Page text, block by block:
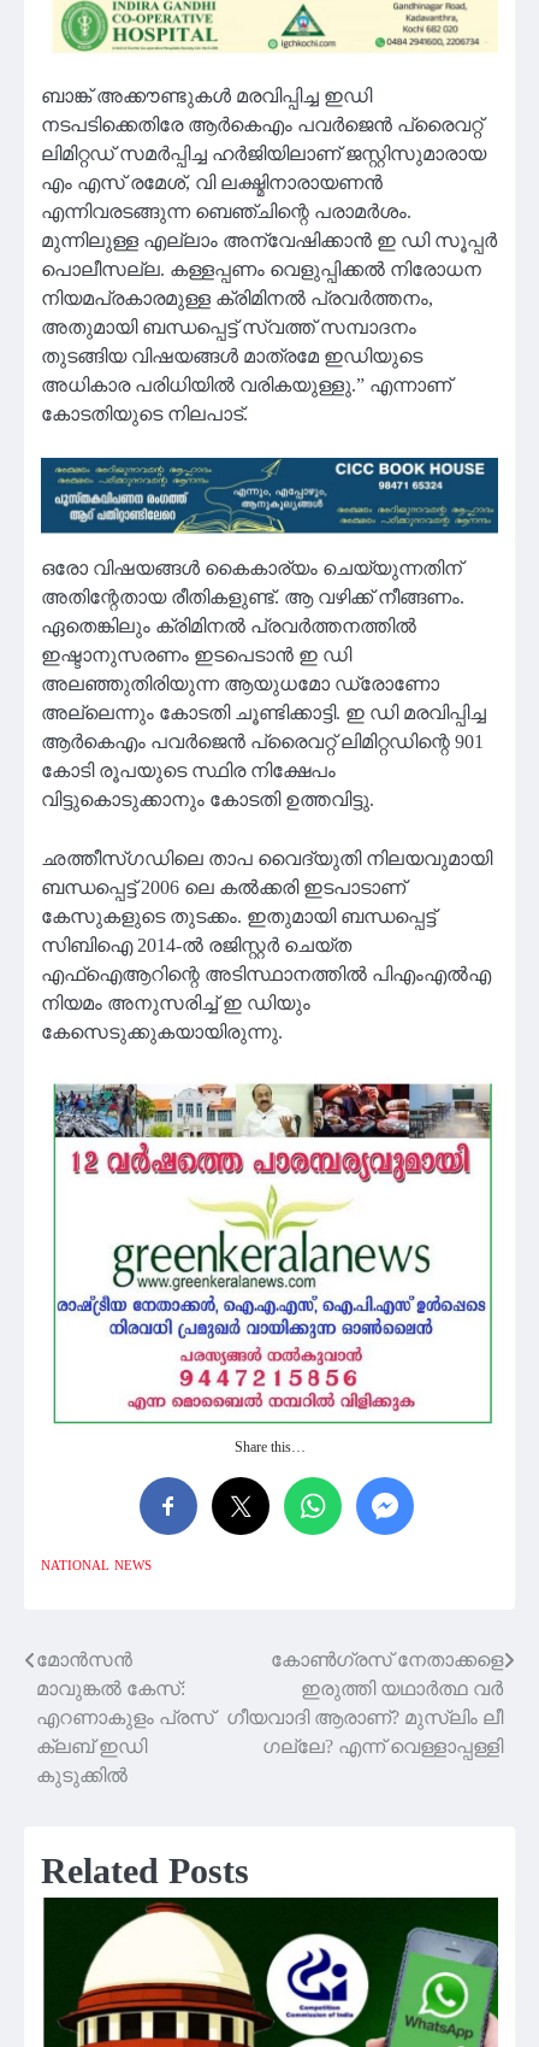
ബാങ്ക് അക്കൗണ്ടുകള്‍ മരവിപ്പിച്ച ഇഡി
നടപടിക്കെതിരേ ആര്‍കെഎം പവര്‍ജെന്‍ പ്രൈവറ്റ്
ലിമിറ്റഡ് സമര്‍പ്പിച്ച ഹര്‍ജിയിലാണ് ജസ്റ്റിസുമാരായ
എം എസ് രമേശ്, വി ലക്ഷ്മിനാരായണന്‍
എന്നിവരടങ്ങുന്ന ബെഞ്ചിന്റെ പരാമര്‍ശം.
മുന്നിലുള്ള എല്ലാം അന്വേഷിക്കാന്‍ ഇ ഡി സൂപ്പര്‍
പൊലീസല്ല. കള്ളപ്പണം വെളുപ്പിക്കല്‍ നിരോധന
നിയമപ്രകാരമുള്ള ക്രിമിനല്‍ പ്രവര്‍ത്തനം,
അതുമായി ബന്ധപ്പെട്ട് സ്വത്ത് സമ്പാദനം
തുടങ്ങിയ വിഷയങ്ങള്‍ മാത്രമേ ഇഡിയുടെ
അധികാര പരിധിയില്‍ വരികയുള്ളു.” എന്നാണ്
കോടതിയുടെ നിലപാട്.
ഒരോ വിഷയങ്ങള്‍ കൈകാര്യം ചെയ്യുന്നതിന്
അതിന്റേതായ രീതികളുണ്ട്. ആ വഴിക്ക് നീങ്ങണം.
ഏതെങ്കിലും ക്രിമിനല്‍ പ്രവര്‍ത്തനത്തില്‍
ഇഷ്ടാനുസരണം ഇടപെടാന്‍ ഇ ഡി
അലഞ്ഞുതിരിയുന്ന ആയുധമോ ഡ്രോണോ
അല്ലെന്നും കോടതി ചൂണ്ടിക്കാട്ടി. ഇ ഡി മരവിപ്പിച്ച
ആര്‍കെഎം പവര്‍ജെന്‍ പ്രൈവറ്റ് ലിമിറ്റഡിന്റെ 901
കോടി രൂപയുടെ സ്ഥിര നിക്ഷേപം
വിട്ടുകൊടുക്കാനും കോടതി ഉത്തവിട്ടു.
ഛത്തീസ്ഗഡിലെ താപ വൈദ്യുതി നിലയവുമായി
ബന്ധപ്പെട്ട് 2006 ലെ കല്‍ക്കരി ഇടപാടാണ്
കേസുകളുടെ തുടക്കം. ഇതുമായി ബന്ധപ്പെട്ട്
സിബിഐ 2014-ല്‍ രജിസ്റ്റര്‍ ചെയ്ത
എഫ്ഐആറിന്റെ അടിസ്ഥാനത്തില്‍ പിഎംഎല്‍എ
നിയമം അനുസരിച്ച് ഇ ഡിയും
കേസെടുക്കുകയായിരുന്നു.
Share this…
NATIONAL NEWS
Post
navigation
മോൻസൻ
മാവുങ്കൽ കേസ്:
എറണാകുളം പ്രസ്
ക്ലബ് ഇഡി
കുടുക്കിൽ
കോൺഗ്രസ് നേതാക്കളെ
ഇരുത്തി യഥാർത്ഥ വർ​
ഗീയവാദി ആരാണ്? മുസ്ലിം ലീ​
ഗല്ലേ? എന്ന് വെള്ളാപ്പള്ളി
Related Posts